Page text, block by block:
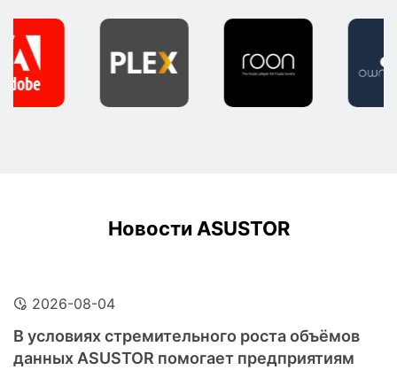
Новости ASUSTOR
2026-08-04
В условиях стремительного роста объёмов
данных ASUSTOR помогает предприятиям